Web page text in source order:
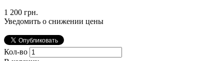
1 200 грн.
Уведомить о снижении цены
Кол-во